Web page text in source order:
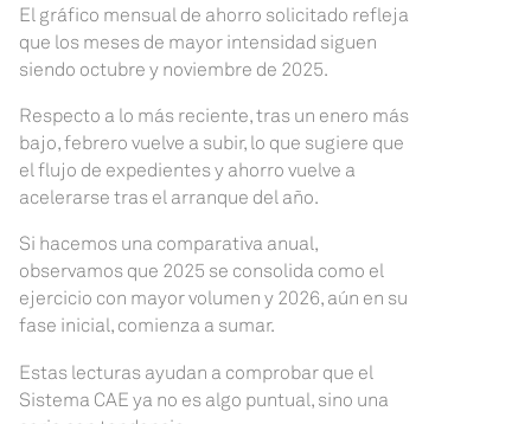
El gráfico mensual de ahorro solicitado refleja
que los meses de mayor intensidad siguen
siendo octubre y noviembre de 2025.
Respecto a lo más reciente, tras un enero más
bajo, febrero vuelve a subir, lo que sugiere que
el flujo de expedientes y ahorro vuelve a
acelerarse tras el arranque del año.
Si hacemos una comparativa anual,
observamos que 2025 se consolida como el
ejercicio con mayor volumen y 2026, aún en su
fase inicial, comienza a sumar.
Estas lecturas ayudan a comprobar que el
Sistema CAE ya no es algo puntual, sino una